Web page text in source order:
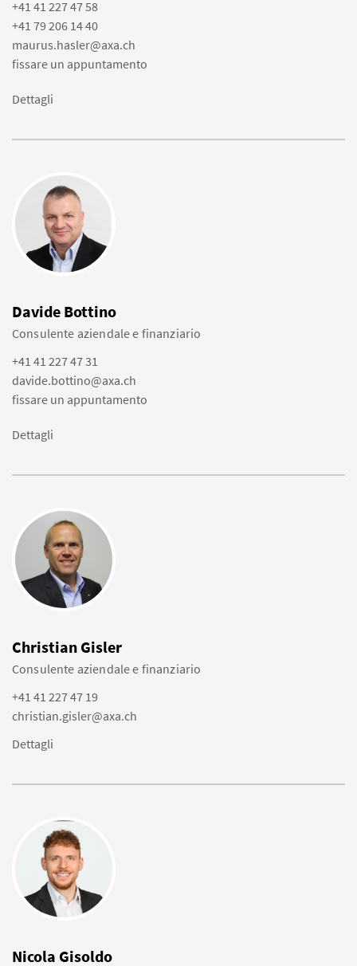
+41 41 227 47 58
+41 79 206 14 40
maurus.hasler@axa.ch
fissare un appuntamento
Dettagli
Davide Bottino
Consulente aziendale e finanziario
+41 41 227 47 31
davide.bottino@axa.ch
fissare un appuntamento
Dettagli
Christian Gisler
Consulente aziendale e finanziario
+41 41 227 47 19
christian.gisler@axa.ch
Dettagli
Nicola Gisoldo